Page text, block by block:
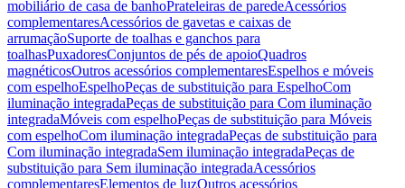
mobiliário de casa de banhoPrateleiras de paredeAcessórios
complementaresAcessórios de gavetas e caixas de
arrumaçãoSuporte de toalhas e ganchos para
toalhasPuxadoresConjuntos de pés de apoioQuadros
magnéticosOutros acessórios complementaresEspelhos e móveis
com espelhoEspelhoPeças de substituição para EspelhoCom
iluminação integradaPeças de substituição para Com iluminação
integradaMóveis com espelhoPeças de substituição para Móveis
com espelhoCom iluminação integradaPeças de substituição para
Com iluminação integradaSem iluminação integradaPeças de
substituição para Sem iluminação integradaAcessórios
complementaresElementos de luzOutros acessórios